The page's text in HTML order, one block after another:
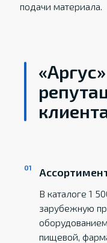
подачи материала.
В каталоге 1
зарубежную
пищевой,